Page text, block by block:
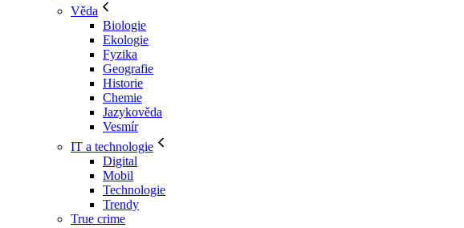
Věda
Biologie
Ekologie
Fyzika
Geografie
Historie
Chemie
Jazykověda
Vesmír
IT a technologie
Digital
Mobil
Technologie
Trendy
True crime